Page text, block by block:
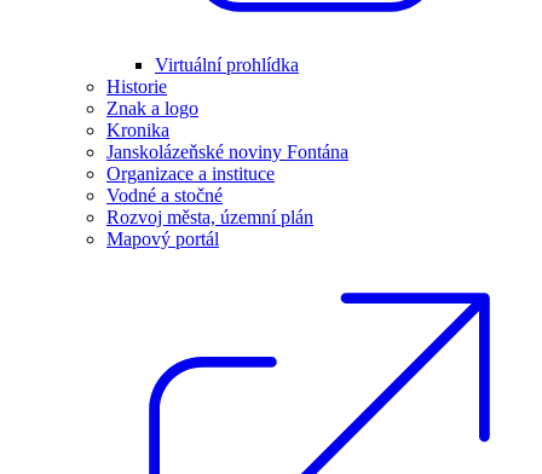
Virtuální prohlídka
Historie
Znak a logo
Kronika
Janskolázeňské noviny Fontána
Organizace a instituce
Vodné a stočné
Rozvoj města, územní plán
Mapový portál